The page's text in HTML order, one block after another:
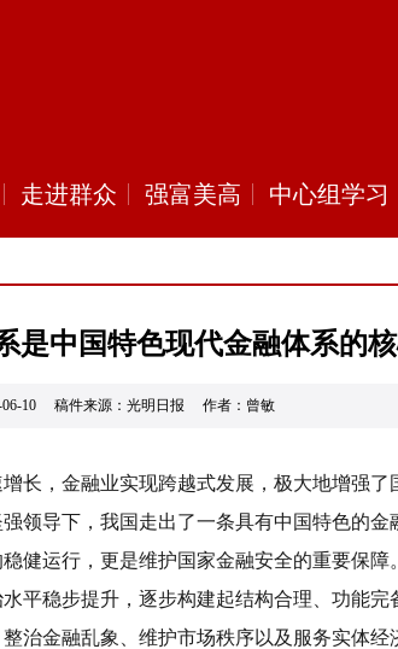
走进群众 强富美高 中心组学习
是中国特色现代金融体系的
06-10 稿件来源：光明日报 作者：曾敏
长，金融业实现跨越式发展，极大地增强了
领导下，我国走出了一条具有中国特色的金
健运行，更是维护国家金融安全的重要保
平稳步提升，逐步构建起结构合理、功能
治金融乱象、维护市场秩序以及服务实体经